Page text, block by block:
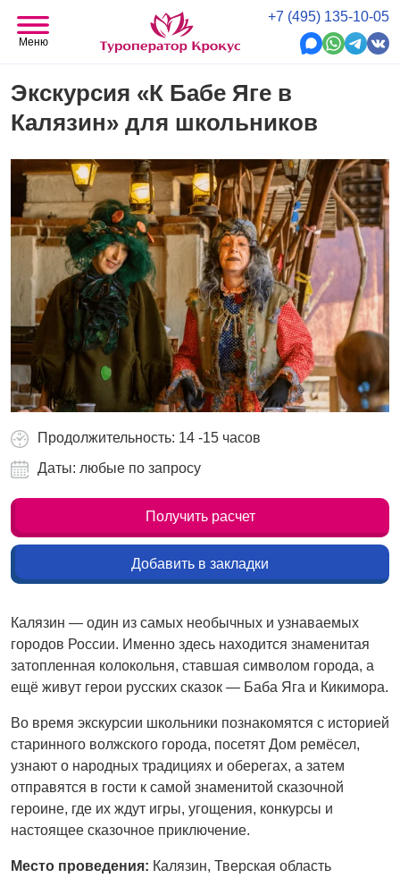
+7 (495) 135-10-05
Меню
Экскурсия «К Бабе Яге в
Калязин» для школьников
Продолжительность: 14 -15 часов
Даты: любые по запросу
Получить расчет
Добавить в закладки
Калязин — один из самых необычных и узнаваемых
городов России. Именно здесь находится знаменитая
затопленная колокольня, ставшая символом города, а
ещё живут герои русских сказок — Баба Яга и Кикимора.
Во время экскурсии школьники познакомятся с историей
старинного волжского города, посетят Дом ремёсел,
узнают о народных традициях и оберегах, а затем
отправятся в гости к самой знаменитой сказочной
героине, где их ждут игры, угощения, конкурсы и
настоящее сказочное приключение.
Место проведения: Калязин, Тверская область